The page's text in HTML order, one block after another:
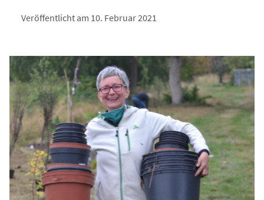
Veröffentlicht am 10. Februar 2021